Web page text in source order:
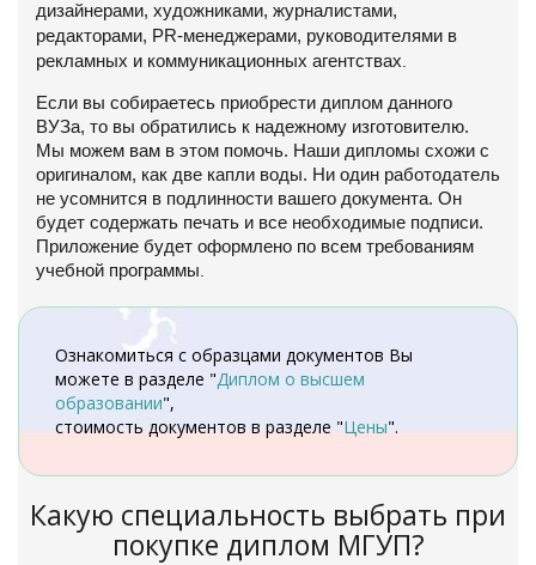
дизайнерами, художниками, журналистами,
редакторами, PR-менеджерами, руководителями в
рекламных и коммуникационных агентствах
Если вы собираетесь приобрести диплом данного
ВУЗа, то вы обратились к надежному изготовителю.
Мы можем вам в этом помочь. Наши дипломы схожи с
оригиналом, как две капли воды. Ни один работодатель
не усомнится в подлинности вашего документа. Он
будет содержать печать и все необходимые подписи.
Приложение будет оформлено по всем требованиям
учебной программы
Ознакомиться с образцами документов Вы
можете в разделе "Диплом о высшем
образовании",
стоимость документов в разделе "Цены".
Какую специальность выбрать при
покупке диплом МГУП?